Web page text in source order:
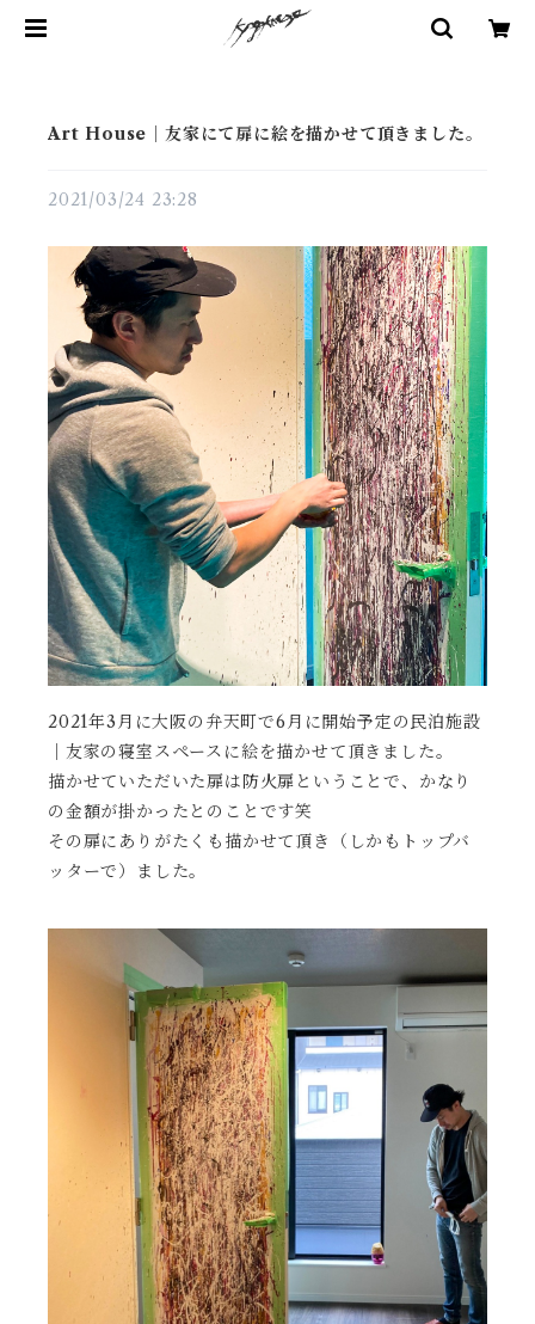
Art House｜友家にて扉に絵を描かせて頂きました。
2021/03/24 23:28
2021年3月に大阪の弁天町で6月に開始予定の民泊施設
｜友家の寝室スペースに絵を描かせて頂きました。
描かせていただいた扉は防火扉ということで、かなり
の金額が掛かったとのことです笑
その扉にありがたくも描かせて頂き（しかもトップバ
ッターで）ました。